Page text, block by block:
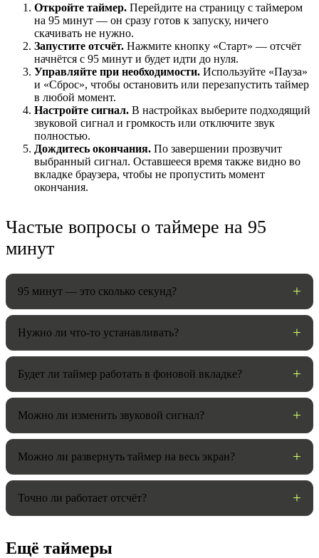
НАСТРОЙКИ
Звуки:
Громкость:
Откройте таймер. Перейдите на страницу с таймером
на 95 минут — он сразу готов к запуску, ничего
скачивать не нужно.
Запустите отсчёт. Нажмите кнопку «Старт» — отсчёт
начнётся с 95 минут и будет идти до нуля.
Управляйте при необходимости. Используйте «Пауза»
и «Сброс», чтобы остановить или перезапустить таймер
в любой момент.
Настройте сигнал. В настройках выберите подходящий
звуковой сигнал и громкость или отключите звук
полностью.
Дождитесь окончания. По завершении прозвучит
выбранный сигнал. Оставшееся время также видно во
вкладке браузера, чтобы не пропустить момент
окончания.
Частые вопросы о таймере на 95
минут
95 минут — это сколько секунд?
Нужно ли что-то устанавливать?
Будет ли таймер работать в фоновой вкладке?
Можно ли изменить звуковой сигнал?
Можно ли развернуть таймер на весь экран?
Точно ли работает отсчёт?
Ещё таймеры